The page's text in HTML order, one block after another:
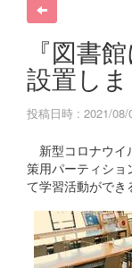
『図書
設置しま
投稿日時 : 2021/08/
新型コロナウイ
策用パーティショ
て学習活動ができ